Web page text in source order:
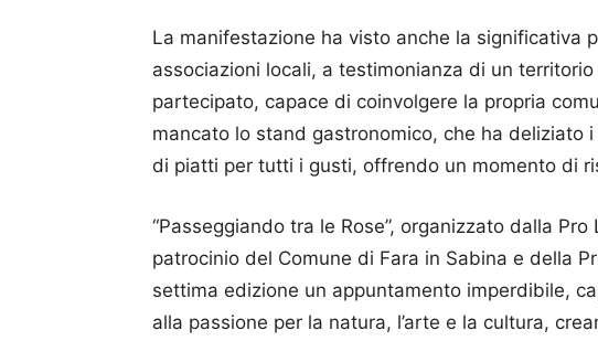
La manifestazione ha visto anche la significativa
associazioni locali, a testimonianza di un
partecipato, capace di coinvolgere la propria
mancato lo stand gastronomico, che ha deliziato
di piatti per tutti i gusti, offrendo un momento di
“Passeggiando tra le Rose”, organizzato dalla
patrocinio del Comune di Fara in Sabina e della
settima edizione un appuntamento imperdibile,
alla passione per la natura, l’arte e la cultura,